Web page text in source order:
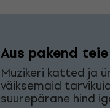
Aus pakend
Muzikeri katted ja
väiksemaid
suurepärane hind